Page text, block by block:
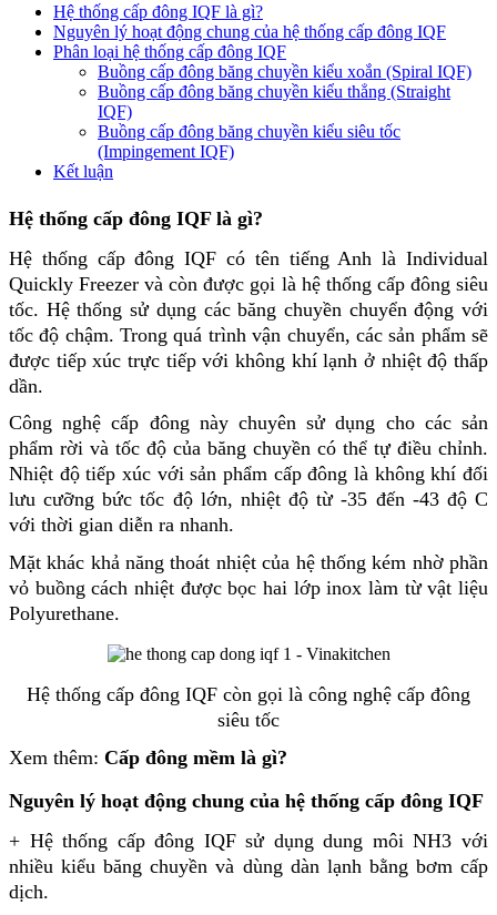
Hệ thống cấp đông IQF là gì?
Nguyên lý hoạt động chung của hệ thống cấp đông IQF
Phân loại hệ thống cấp đông IQF
Buồng cấp đông băng chuyền kiểu xoắn (Spiral IQF)
Buồng cấp đông băng chuyền kiểu thẳng (Straight
IQF)
Buồng cấp đông băng chuyền kiểu siêu tốc
(Impingement IQF)
Kết luận
Hệ thống cấp đông IQF là gì?
Hệ thống cấp đông IQF có tên tiếng Anh là Individual
Quickly Freezer và còn được gọi là hệ thống cấp đông siêu
tốc. Hệ thống sử dụng các băng chuyền chuyển động với
tốc độ chậm. Trong quá trình vận chuyển, các sản phẩm sẽ
được tiếp xúc trực tiếp với không khí lạnh ở nhiệt độ thấp
dần.
Công nghệ cấp đông này chuyên sử dụng cho các sản
phẩm rời và tốc độ của băng chuyền có thể tự điều chỉnh.
Nhiệt độ tiếp xúc với sản phẩm cấp đông là không khí đối
lưu cưỡng bức tốc độ lớn, nhiệt độ từ -35 đến -43 độ C
với thời gian diễn ra nhanh.
Mặt khác khả năng thoát nhiệt của hệ thống kém nhờ phần
vỏ buồng cách nhiệt được bọc hai lớp inox làm từ vật liệu
Polyurethane.
Hệ thống cấp đông IQF còn gọi là công nghệ cấp đông
siêu tốc
Xem thêm: Cấp đông mềm là gì?
Nguyên lý hoạt động chung của hệ thống cấp đông IQF
+ Hệ thống cấp đông IQFsử dụng dung môi NH3 với
nhiều kiểu băng chuyền và dùng dàn lạnh bằng bơm cấp
dịch.